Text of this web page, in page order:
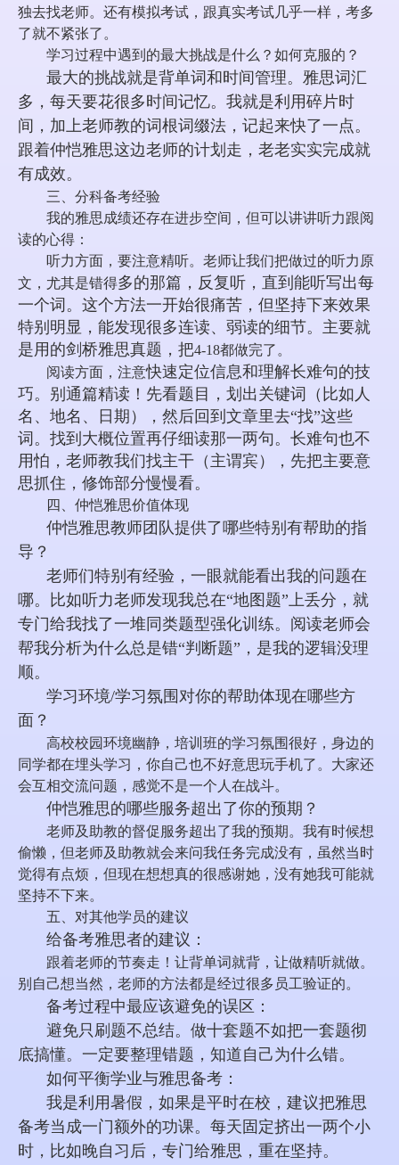
独去找老师。还有模拟考试，跟真实考试几乎一样，考多
了就不紧张了。
学习过程中遇到的最大挑战是什么？如何克服的？
最大的挑战就是背单词和时间管理。雅思词汇
多，每天要花很多时间记忆。我就是利用碎片时
间，加上老师教的词根词缀法，记起来快了一点。
跟着仲恺雅思这边老师的计划走，老老实实完成就
有成效。
三、分科备考经验
我的雅思成绩还存在进步空间，但可以讲讲听力跟阅
读的心得：
听力方面，要注意精听。老师让我们把做过的听力原
文，尤其是错得多的那篇，反复听，直到能听写出每
一个词。这个方法一开始很痛苦，但坚持下来效果
特别明显，能发现很多连读、弱读的细节。主要就
是用的剑桥雅思真题，把4-18都做完了。
阅读方面，注意快速定位信息和理解长难句的技
巧。别通篇精读！先看题目，划出关键词（比如人
名、地名、日期），然后回到文章里去“找”这些
词。找到大概位置再仔细读那一两句。长难句也不
用怕，老师教我们找主干（主谓宾），先把主要意
思抓住，修饰部分慢慢看。
四、仲恺雅思价值体现
仲恺雅思教师团队提供了哪些特别有帮助的指
导？
老师们特别有经验，一眼就能看出我的问题在
哪。比如听力老师发现我总在“地图题”上丢分，就
专门给我找了一堆同类题型强化训练。阅读老师会
帮我分析为什么总是错“判断题”，是我的逻辑没理
顺。
学习环境/学习氛围对你的帮助体现在哪些方
面？
高校校园环境幽静，培训班的学习氛围很好，身边的
同学都在埋头学习，你自己也不好意思玩手机了。大家还
会互相交流问题，感觉不是一个人在战斗。
仲恺雅思的哪些服务超出了你的预期？
老师及助教的督促服务超出了我的预期。我有时候想
偷懒，但老师及助教就会来问我任务完成没有，虽然当时
觉得有点烦，但现在想想真的很感谢她，没有她我可能就
坚持不下来。
五、对其他学员的建议
给备考雅思者的建议：
跟着老师的节奏走！让背单词就背，让做精听就做。
别自己想当然，老师的方法都是经过很多员工验证的。
备考过程中最应该避免的误区：
避免只刷题不总结。做十套题不如把一套题彻
底搞懂。一定要整理错题，知道自己为什么错。
如何平衡学业与雅思备考：
我是利用暑假，如果是平时在校，建议把雅思
备考当成一门额外的功课。每天固定挤出一两个小
时，比如晚自习后，专门给雅思，重在坚持。